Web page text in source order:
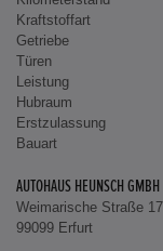
Kraftstoffart
Getriebe
Türen
Leistung
Hubraum
Erstzulassung
Bauart
AUTOHAUS HEUNSCH GMBH
Weimarische Straße 17
99099 Erfurt